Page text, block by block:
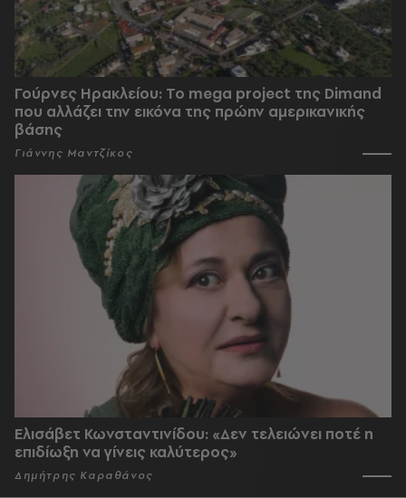
Γούρνες Ηρακλείου: To mega project της Dimand
που αλλάζει την εικόνα της πρώην αμερικανικής
βάσης
Γιάννης Μαντζίκος
Ελισάβετ Κωνσταντινίδου: «Δεν τελειώνει ποτέ η
επιδίωξη να γίνεις καλύτερος»
Δημήτρης Καραθάνος